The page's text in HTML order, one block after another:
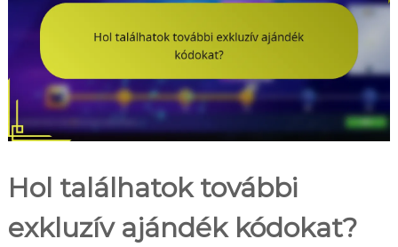
Hol találhatok további
exkluzív ajándék kódokat?